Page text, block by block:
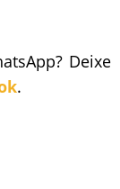
Deixe
.